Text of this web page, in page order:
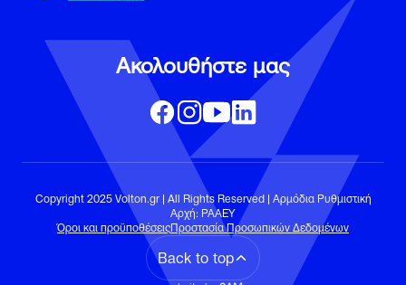
Ακολουθήστε μας
Copyright 2025 Volton.gr | All Rights Reserved | Αρμόδια Ρυθμιστική
Αρχή: ΡΑΑΕΥ
Όροι και προϋποθέσειςΠροστασία Προσωπικών Δεδομένων
Back to top